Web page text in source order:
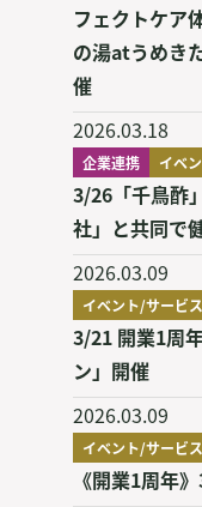
フェクトケア
の湯atうめき
催
2026.03.18
企業連携 イベ
3/26「千鳥酢
社」と共同で
2026.03.09
イベント/サービス
3/21 開業1周
ン」開催
2026.03.09
イベント/サービス
《開業1周年